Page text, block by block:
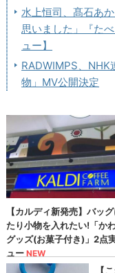
水上恒司、髙石あ
思いました」『た
ュー】
RADWIMPS、NHK
物」MV公開決定